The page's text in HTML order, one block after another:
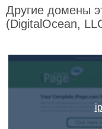
Другие домены
(DigitalOcean,